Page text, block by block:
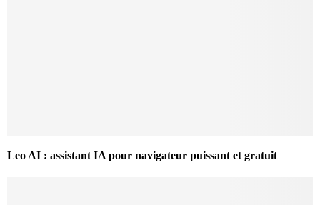
Leo AI : assistant IA pour navigateur puissant et gratuit